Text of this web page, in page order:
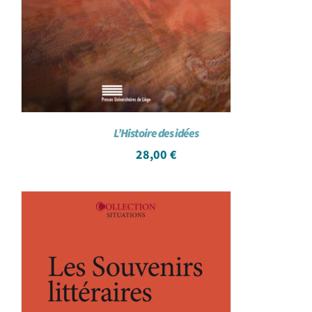
L’Histoire des idées
28,00 €